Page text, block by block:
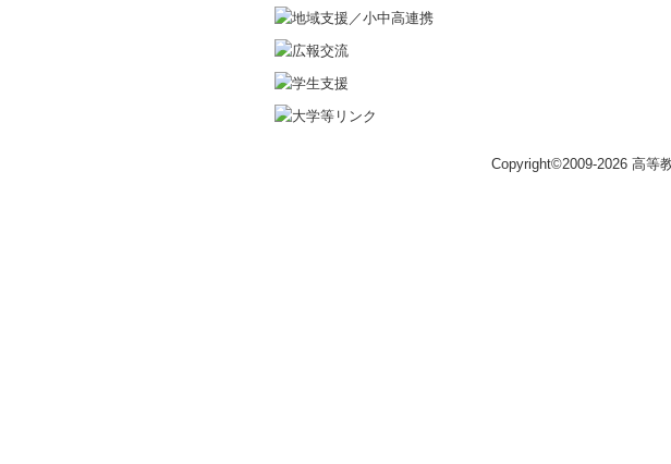
市民公開講座
資格取得講座
実務支援講習会
Copyright©2009-2026 高等